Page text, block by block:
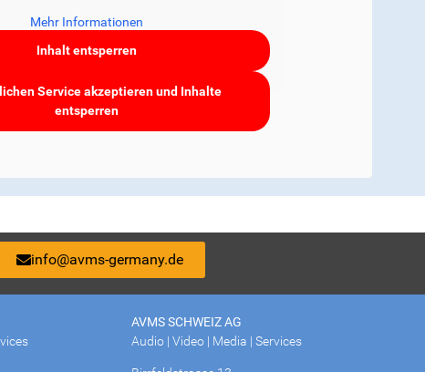
Mehr Informationen
Inhalt entsperren
Service akzeptieren und Inhalte
entsperren
info@avms-germany.de
AVMS SCHWEIZ AG
Audio | Video | Media | Services